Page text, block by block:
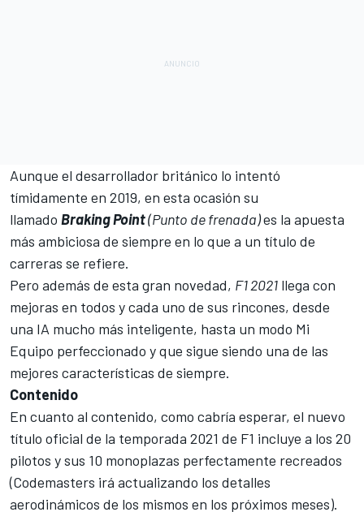
Aunque el desarrollador británico lo intentó
tímidamente en 2019, en esta ocasión su
llamado BrakingPoint(Punto de frenada)es la apuesta
más ambiciosa de siempre en lo que a un título de
carreras se refiere.
Pero además de esta gran novedad, F1 2021 llega con
mejoras en todos y cada uno de sus rincones, desde
una IA mucho más inteligente, hasta un modo Mi
Equipo perfeccionado y que sigue siendo una de las
mejores características de siempre.
Contenido
En cuanto al contenido, como cabría esperar, el nuevo
título oficial de la temporada 2021 de F1 incluye a los 20
pilotos y sus 10 monoplazas perfectamente recreados
(Codemasters irá actualizando los detalles
aerodinámicos de los mismos en los próximos meses).